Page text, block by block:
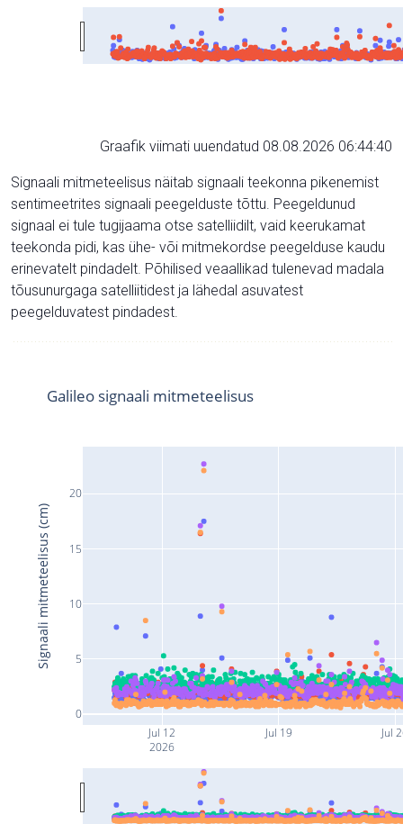
Graafik viimati uuendatud 08.08.2026 06:44:40
Signaali mitmeteelisus näitab signaali teekonna pikenemist
sentimeetrites signaali peegelduste tõttu. Peegeldunud
signaal ei tule tugijaama otse satelliidilt, vaid keerukamat
teekonda pidi, kas ühe- või mitmekordse peegelduse kaudu
erinevatelt pindadelt. Põhilised veaallikad tulenevad madala
tõusunurgaga satelliitidest ja lähedal asuvatest
peegelduvatest pindadest.
Jul 12
2026
Jul 19 Jul
0
5
10
15
20
Galileo signaali mitmeteelisus
Signaali mitmeteelisus (cm)